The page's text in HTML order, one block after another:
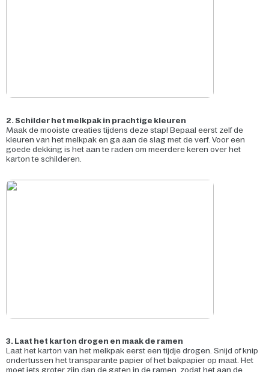
2. Schilder het melkpak in prachtige kleuren
Maak de mooiste creaties tijdens deze stap! Bepaal eerst zelf de
kleuren van het melkpak en ga aan de slag met de verf. Voor een
goede dekking is het aan te raden om meerdere keren over het
karton te schilderen.
3. Laat het karton drogen en maak de ramen
Laat het karton van het melkpak eerst een tijdje drogen. Snijd of knip
ondertussen het transparante papier of het bakpapier op maat. Het
moet iets groter zijn dan de gaten in de ramen, zodat het aan de